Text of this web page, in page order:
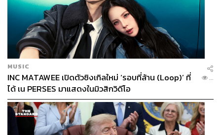
MUSIC
INC MATAWEE เปิดตัวซิงเกิลใหม่ ‘รอบที่ล้าน (Loop)’ ที่
ได้ เน PERSES มาแสดงในมิวสิกวิดีโอ
...